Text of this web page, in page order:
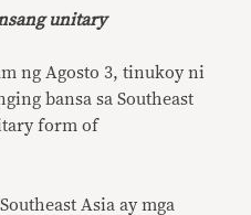
unitary
ng Agosto 3, tinukoy ni
bansa sa Southeast
form of
Asia ay mga